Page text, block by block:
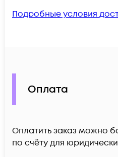
Подробные условия
Оплата
Оплатить заказ можно
по счёту для